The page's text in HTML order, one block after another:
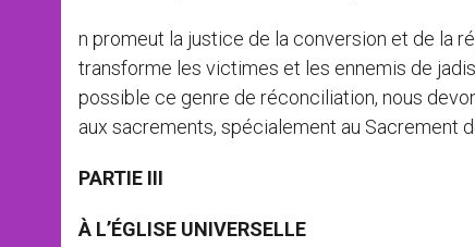
n promeut la justice de la conversion et de la
transforme les victimes et les ennemis de
possible ce genre de réconciliation, nous
aux sacrements, spécialement au Sacrement
PARTIE III
À L’ÉGLISE UNIVERSELLE